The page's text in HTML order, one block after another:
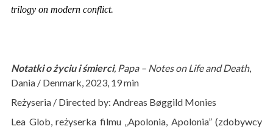
trilogy on modern conflict.
Notatki o życiu i śmierci, Papa – Notes on Life and Death,
Dania / Denmark, 2023, 19 min
Reżyseria / Directed by: Andreas Bøggild Monies
Lea Glob, reżyserka filmu „Apolonia, Apolonia” (zdobywcy